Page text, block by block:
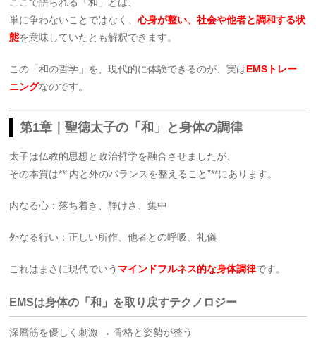
単に争わないことではなく、心身が整い、社会や他者と調和する状
態を意味していたとも解釈できます。
この「和の哲学」を、現代的に体験できるのが、実はEMSトレー
ニングなのです。
第1章｜聖徳太子の「和」と身体の調律
太子は仏教的思想と政治哲学を融合させましたが、
その本質は**“内と外のバランスを整えること”**にあります。
内なる心：落ち着き、静けさ、集中
外なる行い：正しい所作、他者との呼吸、礼儀
これはまさに現代でいう マインドフルネス的な身体調律です。
EMSは身体の「和」を取り戻すテクノロジー
深層筋を優しく刺激 → 骨格と姿勢が整う